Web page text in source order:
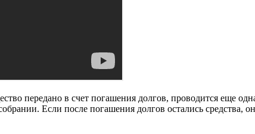
передано в счет погашения долгов, проводится еще
Если после погашения долгов остались средства,